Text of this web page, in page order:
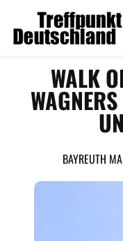
WALK
BAYREUTH